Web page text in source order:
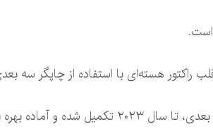
راکتور هسته‌ای با استفاده از چاپگر سه
بهره برداری شود.